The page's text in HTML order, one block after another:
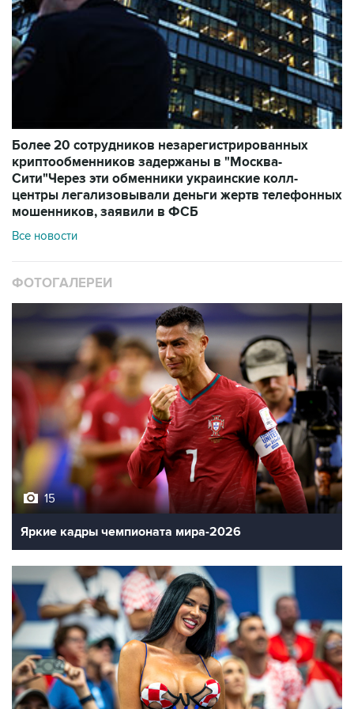
Более 20 сотрудников незарегистрированных
криптообменников задержаны в "Москва-
Сити"Через эти обменники украинские колл-
центры легализовывали деньги жертв телефонных
мошенников, заявили в ФСБ
Все новости
ФОТОГАЛЕРЕИ
15
Яркие кадры чемпионата мира-2026